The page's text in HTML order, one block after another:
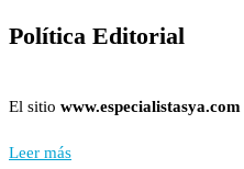
Política Editorial
El sitio www.especialistasya.com
Leer más